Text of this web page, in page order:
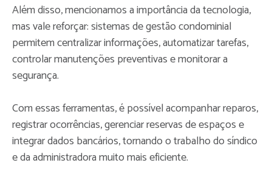
Além disso, mencionamos a importância da tecnologia,
mas vale reforçar: sistemas de gestão condominial
permitem centralizar informações, automatizar tarefas,
controlar manutenções preventivas e monitorar a
segurança.
Com essas ferramentas, é possível acompanhar reparos,
registrar ocorrências, gerenciar reservas de espaços e
integrar dados bancários, tornando o trabalho do síndico
e da administradora muito mais eficiente.